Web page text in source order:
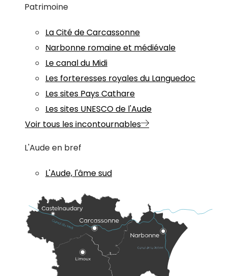
Patrimoine
La Cité de Carcassonne
Narbonne romaine et médiévale
Le canal du Midi
Les forteresses royales du Languedoc
Les sites Pays Cathare
Les sites UNESCO de l'Aude
Voir tous les incontournables
L'Aude en bref
L'Aude, l'âme sud